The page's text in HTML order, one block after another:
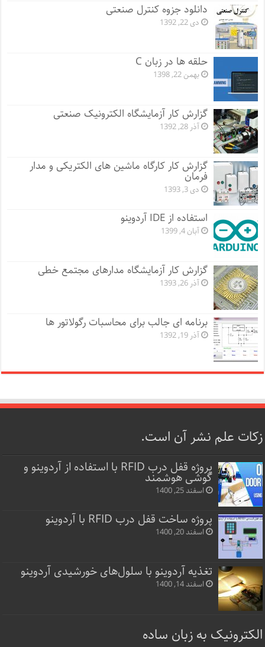
دانلود جزوه کنترل صنعتی
دی 22, 1392
حلقه ها در زبان C
بهمن 22, 1398
گزارش کار آزمایشگاه الکترونیک صنعتی
آذر 28, 1392
گزارش کار کارگاه ماشین های الکتریکی و مدار
فرمان
دی 3, 1393
استفاده از IDE آردوینو
آبان 4, 1399
گزارش کار آزمایشگاه مدارهای مجتمع خطی
آذر 26, 1393
برنامه ای جالب برای محاسبات رگولاتور ها
آذر 19, 1392
زکات علم نشر آن است.
پروژه قفل‌ درب RFID با استفاده از آردوینو و
گوشی هوشمند
اسفند 25, 1400
پروژه ساخت قفل‌ درب RFID با آردوینو
اسفند 20, 1400
تغذیه آردوینو با سلول‌های خورشیدی آردوینو
اسفند 14, 1400
الکترونیک به زبان ساده